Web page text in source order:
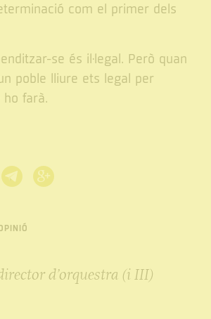
com el primer dels
se és il·legal. Però quan
poble lliure ets legal per
farà.
d’orquestra (i III)